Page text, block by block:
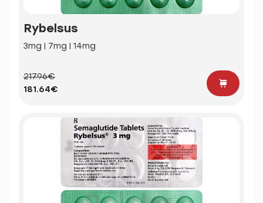
Rybelsus
3mg | 7mg | 14mg
217.96€
181.64€